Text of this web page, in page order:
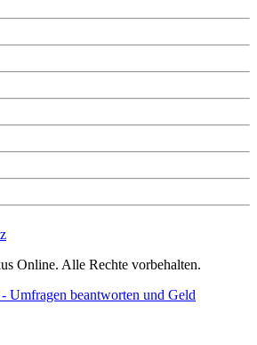
Online. Alle Rechte vorbehalten.